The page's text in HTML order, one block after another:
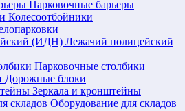
Парковочные барьеры
Колесоотбойники
Лежачий полицейский
Парковочные столбики
Дорожные блоки
Зеркала и кронштейны
Оборудование для складов